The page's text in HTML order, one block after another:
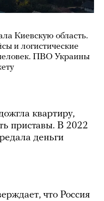
Киевскую область.
и логистические
ПВО Украины
квартиру,
приставы. В 2022
деньги
что Россия